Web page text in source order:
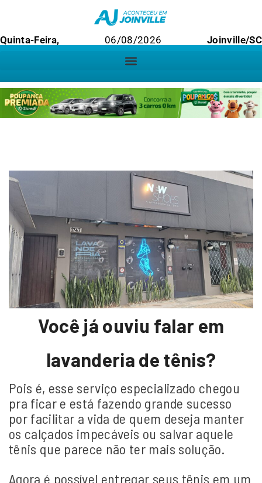
Quinta-Feira, 06/08/2026 Joinville/SC
Você já ouviu falar em
lavanderia de tênis?
Pois é, esse serviço especializado chegou
pra ficar e está fazendo grande sucesso
por facilitar a vida de quem deseja manter
os calçados impecáveis ou salvar aquele
tênis que parece não ter mais solução.
Agora é possível entregar seus tênis em um